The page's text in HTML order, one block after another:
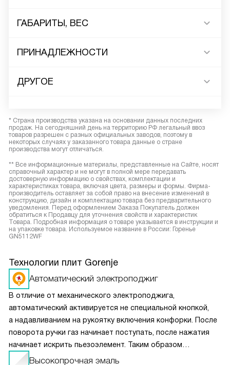
ГАБАРИТЫ, ВЕС
ПРИНАДЛЕЖНОСТИ
ДРУГОЕ
* Страна производства указана на основании данных последних
продаж. На сегодняшний день на территорию РФ легальный ввоз
товаров разрешен с разных официальных заводов, поэтому в
некоторых случаях у заказанного товара данные о стране
производства могут отличаться.
** Все информационные материалы, представленные на Сайте, носят
справочный характер и не могут в полной мере передавать
достоверную информацию о свойствах, комплектации и
характеристиках товара, включая цвета, размеры и формы. Фирма-
производитель оставляет за собой право на внесение изменений в
конструкцию, дизайн и комплектацию товара без предварительного
уведомления. Перед оформлением Заказа Покупатель должен
обратиться к Продавцу для уточнения свойств и характеристик
Товара. Подробная информация о товаре указывается в инструкции и
на упаковке товара. Используемое название в России: Горенье
GN5112WF
Технологии плит Gorenje
Автоматический электроподжиг
В отличие от механического электроподжига,
автоматический активируется не специальной кнопкой,
а надавливанием на рукоятку включения конфорки. После
поворота ручки газ начинает поступать, после нажатия
начинает искрить пьезоэлемент. Таким образом
вы получаете пламя движением одной руки, что важно
Высокопрочная эмаль